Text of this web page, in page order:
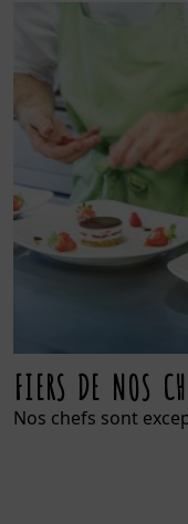
FIERS DE NOS
Nos chefs sont